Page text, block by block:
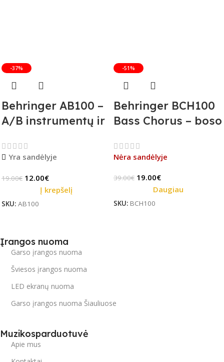
-37%
Behringer AB100 –
A/B instrumentų ir
jungiklis
Yra sandėlyje
19.00€ 12.00€
Į krepšelį
SKU: AB100
-51%
Behringer BCH100
Bass Chorus – boso
Stock)
Nėra sandėlyje
39.00€ 19.00€
Daugiau
SKU: BCH100
Įrangos nuoma
Garso įrangos nuoma
Šviesos įrangos nuoma
LED ekranų nuoma
Garso įrangos nuoma Šiauliuose
Muzikosparduotuvė
Apie mus